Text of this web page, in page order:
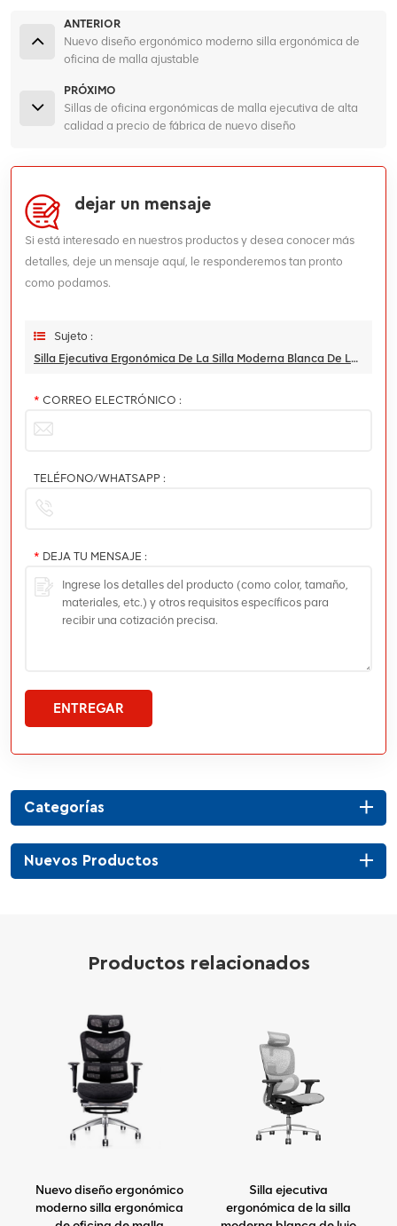
ANTERIOR
Nuevo diseño ergonómico moderno silla ergonómica de
oficina de malla ajustable
PRÓXIMO
Sillas de oficina ergonómicas de malla ejecutiva de alta
calidad a precio de fábrica de nuevo diseño
dejar un mensaje
Si está interesado en nuestros productos y desea conocer más
detalles, deje un mensaje aquí, le responderemos tan pronto
como podamos.
Sujeto :
Silla Ejecutiva Ergonómica De La Silla Moderna Blanca De Lujo De La Oficina Con El Material Del Metal De La Malla Para El Uso De La Oficina
* CORREO ELECTRÓNICO :
TELÉFONO/WHATSAPP :
* DEJA TU MENSAJE :
ENTREGAR
Categorías
Nuevos Productos
Productos relacionados
Nuevo diseño ergonómico
moderno silla ergonómica
Silla ejecutiva
ergonómica de la silla